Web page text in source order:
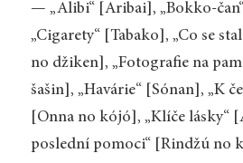
— „Alibi“ [Aribai], „Bokko-
„Cigarety“ [Tabako], „Co se
no džiken], „Fotografie na
šašin], „Havárie“ [Sónan], „K
[Onna no kójó], „Klíče lásky“
poslední pomoci“ [Rindžú no